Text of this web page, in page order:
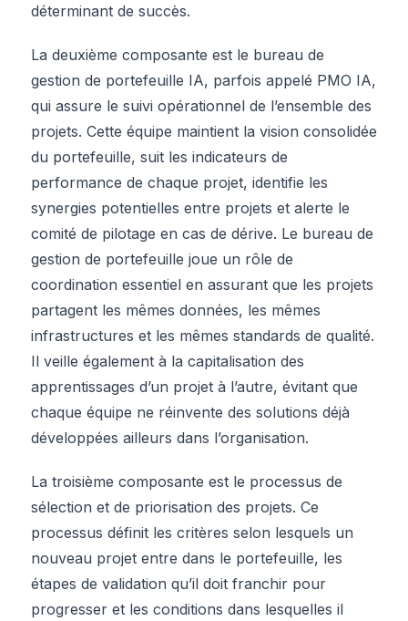
déterminant de succès.
La deuxième composante est le bureau de
gestion de portefeuille IA, parfois appelé PMO IA,
qui assure le suivi opérationnel de l’ensemble des
projets. Cette équipe maintient la vision consolidée
du portefeuille, suit les indicateurs de
performance de chaque projet, identifie les
synergies potentielles entre projets et alerte le
comité de pilotage en cas de dérive. Le bureau de
gestion de portefeuille joue un rôle de
coordination essentiel en assurant que les projets
partagent les mêmes données, les mêmes
infrastructures et les mêmes standards de qualité.
Il veille également à la capitalisation des
apprentissages d’un projet à l’autre, évitant que
chaque équipe ne réinvente des solutions déjà
développées ailleurs dans l’organisation.
La troisième composante est le processus de
sélection et de priorisation des projets. Ce
processus définit les critères selon lesquels un
nouveau projet entre dans le portefeuille, les
étapes de validation qu’il doit franchir pour
progresser et les conditions dans lesquelles il